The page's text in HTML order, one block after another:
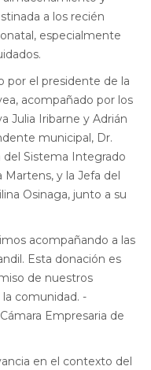
a los recién
especialmente
por el presidente de la
acompañado por los
Julia Iribarne y Adrián
municipal, Dr.
del Sistema Integrado
Martens, y la Jefa del
Osinaga, junto a su
acompañando a las
Esta donación es
de nuestros
comunidad. -
Empresaria de
en el contexto del